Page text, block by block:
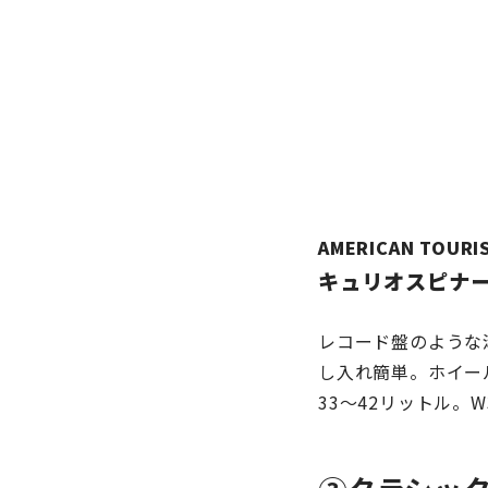
AMERICAN
キュリオスピナ
レコード盤のよう
し入れ簡単。ホイ
33～42リットル。